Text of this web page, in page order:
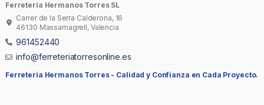
Ferretería Hermanos Torres SL
Carrer de la Serra Calderona, 16
46130 Massamagrell, Valencia
961452440
info@ferreteriatorresonline.es
Ferretería Hermanos Torres - Calidad y Confianza en Cada Proyecto.